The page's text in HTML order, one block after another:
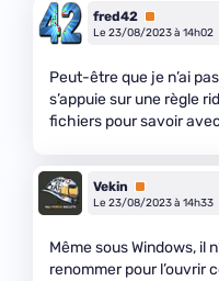
fred42 Premium
Le 23/08/2023 à 14h02
Peut-être que je n’ai
s’appuie sur une règle
fichiers pour savoir
Vekin
Premium
Le 23/08/2023 à 14h33
Même sous Windows, il
renommer pour l’ouvrir